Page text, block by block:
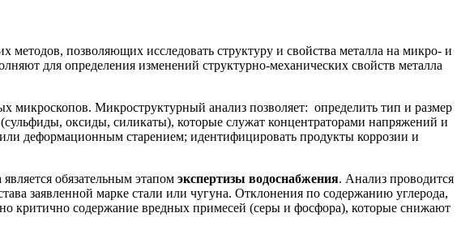
методов, позволяющих исследовать структуру и свойства металла на микро- и
для определения изменений структурно-механических свойств металла
микроскопов. Микроструктурный анализ позволяет: определить тип и размер
оксиды, силикаты), которые служат концентраторами напряжений и
деформационным старением; идентифицировать продукты коррозии и
обязательным этапом экспертизы водоснабжения. Анализ проводится
заявленной марке стали или чугуна. Отклонения по содержанию углерода,
критично содержание вредных примесей (серы и фосфора), которые снижают